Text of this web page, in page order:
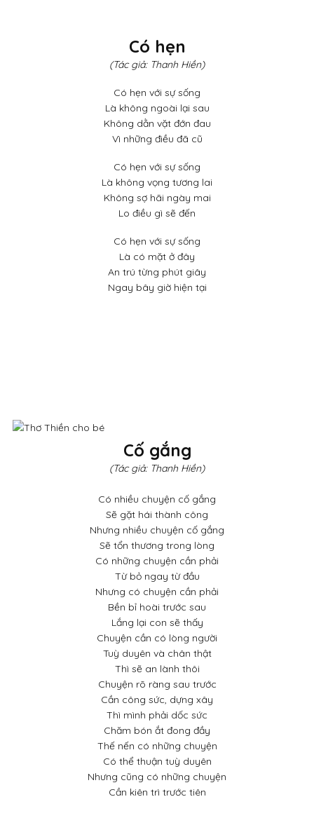
Có hẹn
(Tác giả: Thanh Hiền)
Có hẹn với sự sống
Là không ngoài lại sau
Không dằn vặt đớn đau
Vì những điều đã cũ
Có hẹn với sự sống
Là không vọng tương lai
Không sợ hãi ngày mai
Lo điều gì sẽ đến
Có hẹn với sự sống
Là có mặt ở đây
An trú từng phút giây
Ngay bây giờ hiện tại
Cố gắng
(Tác giả: Thanh Hiền)
Có nhiều chuyện cố gắng
Sẽ gặt hái thành công
Nhưng nhiều chuyện cố gắng
Sẽ tổn thương trong lòng
Có những chuyện cần phải
Từ bỏ ngay từ đầu
Nhưng có chuyện cần phải
Bền bỉ hoài trước sau
Lắng lại con sẽ thấy
Chuyện cần có lòng người
Tuỳ duyên và chân thật
Thì sẽ an lành thôi
Chuyện rõ ràng sau trước
Cần công sức, dựng xây
Thì mình phải dốc sức
Chăm bón ắt đong đầy
Thế nến có những chuyện
Có thể thuận tuỳ duyên
Nhưng cũng có những chuyện
Cần kiên trì trước tiên